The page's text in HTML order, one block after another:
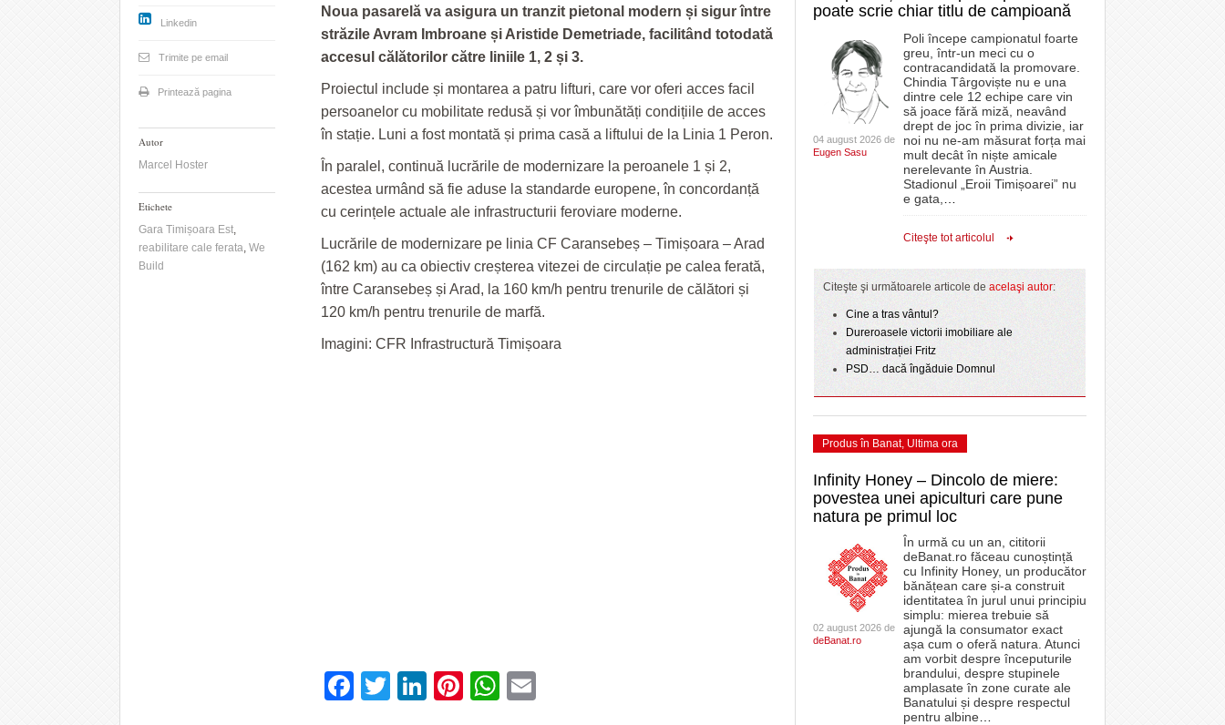
Noua pasarelă va asigura un tranzit pietonal modern și sigur între
străzile Avram Imbroane și Aristide Demetriade, facilitând totodată
accesul călătorilor către liniile 1, 2 și 3.
Proiectul include și montarea a patru lifturi, care vor oferi acces facil
persoanelor cu mobilitate redusă și vor îmbunătăți condițiile de acces
în stație. Luni a fost montată și prima casă a liftului de la Linia 1 Peron.
În paralel, continuă lucrările de modernizare la peroanele 1 și 2,
acestea urmând să fie aduse la standarde europene, în concordanță
cu cerințele actuale ale infrastructurii feroviare moderne.
Lucrările de modernizare pe linia CF Caransebeș – Timișoara – Arad
(162 km) au ca obiectiv creșterea vitezei de circulație pe calea ferată,
între Caransebeș și Arad, la 160 km/h pentru trenurile de călători și
120 km/h pentru trenurile de marfă.
Imagini: CFR Infrastructură Timișoara
Facebook
Twitter
LinkedIn
Pinterest
WhatsApp
Linkedin
Trimite pe email
Printează pagina
Autor
Marcel Hoster
Etichete
Gara Timișoara Est,
reabilitare cale ferata, We
Build
poate scrie chiar titlu de campioană
04 august 2026 de
Eugen Sasu
Poli începe campionatul foarte
greu, într-un meci cu o
contracandidată la promovare.
Chindia Târgoviște nu e una
dintre cele 12 echipe care vin
să joace fără miză, neavând
drept de joc în prima divizie, iar
noi nu ne-am măsurat forța mai
mult decât în niște amicale
nerelevante în Austria.
Stadionul „Eroii Timișoarei” nu
e gata,
Citeşte tot articolul
Citeşte şi următoarele articole de acelaşi autor:
Cine a tras vântul?
Dureroasele victorii imobiliare ale
administrației Fritz
PSD… dacă îngăduie Domnul
Produs în Banat, Ultima ora
Infinity Honey – Dincolo de miere:
povestea unei apiculturi care pune
natura pe primul loc
02 august 2026 de
deBanat.ro
În urmă cu un an, cititorii
deBanat.ro făceau cunoștință
cu Infinity Honey, un producător
bănățean care și-a construit
identitatea în jurul unui principiu
simplu: mierea trebuie să
ajungă la consumator exact
așa cum o oferă natura. Atunci
am vorbit despre începuturile
brandului, despre stupinele
amplasate în zone curate ale
Banatului și despre respectul
pentru albine